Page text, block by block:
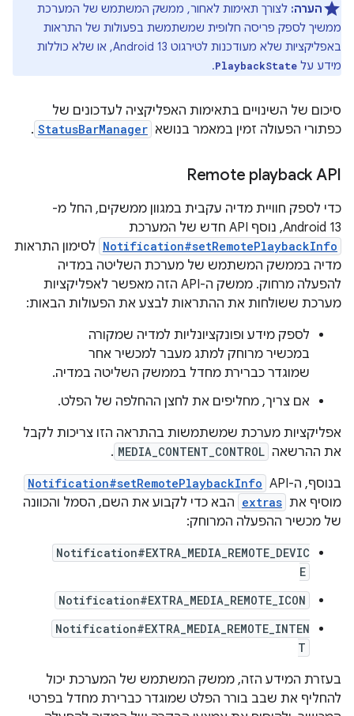
הערה: לצורך תאימות לאחור, ממשק המשתמש של המערכת
ממשיך לספק פריסה חלופית שמשתמשת בפעולות של התראות
באפליקציות שלא מעודכנות לטירגוט Android 13, או שלא כוללות
מידע על PlaybackState
.
סיכום של השינויים בתאימות האפליקציה לעדכונים של
כפתורי הפעולה זמין במאמר בנושא StatusBarManager
.
Remote playback API
כדי לספק חוויית מדיה עקבית במגוון ממשקים, החל מ-
Android 13, נוסף API חדש של המערכת
Notification#setRemotePlaybackInfo לסימון התראות
מדיה בממשק המשתמש של מערכת השליטה במדיה
להפעלה מרחוק. ממשק ה-API הזה מאפשר לאפליקציות
מערכת ששולחות את ההתראות לבצע את הפעולות הבאות:
לספק מידע ופונקציונליות למדיה שמקורה
במכשיר מרוחק למתג מעבר למכשיר אחר
שמוגדר כברירת מחדל בממשק השליטה במדיה.
אם צריך, מחליפים את לחצן ההחלפה של הפלט.
אפליקציות מערכת שמשתמשות בהתראה הזו צריכות לקבל
את ההרשאה MEDIA_CONTENT_CONTROL
.
בנוסף, ה-API‏
Notification#setRemotePlaybackInfo
מוסיף את extras הבא כדי לקבוע את השם, הסמל והכוונה
של מכשיר ההפעלה המרוחק:
Notification#EXTRA_MEDIA_REMOTE_DEVIC
E
Notification#EXTRA_MEDIA_REMOTE_ICON
Notification#EXTRA_MEDIA_REMOTE_INTEN
T
בעזרת המידע הזה, ממשק המשתמש של המערכת יכול
להחליף את שבב בורר הפלט שמוגדר כברירת מחדל בפרטי